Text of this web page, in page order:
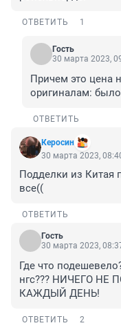
ОТВЕТИТЬ 1
Гость
30 марта 2023,
Причем это цена
оригиналам:
ОТВЕТИТЬ
Керосин
30 марта 2023,
Подделки из Китая
все((
ОТВЕТИТЬ
Гость
30 марта 2023,
Где что
нгс??? НИЧЕГО
КАЖДЫЙ ДЕНЬ!
ОТВЕТИТЬ 2